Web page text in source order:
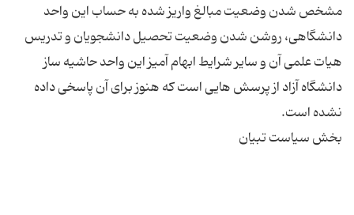
مشخص شدن وضعیت مبالغ واریز شده به حساب این واحد
دانشگاهی، روشن شدن وضعیت تحصیل دانشجویان و تدریس
هیات علمی آن و سایر شرایط ابهام آمیز این واحد حاشیه ساز
دانشگاه آزاد از پرسش هایی است که هنوز برای آن پاسخی داده